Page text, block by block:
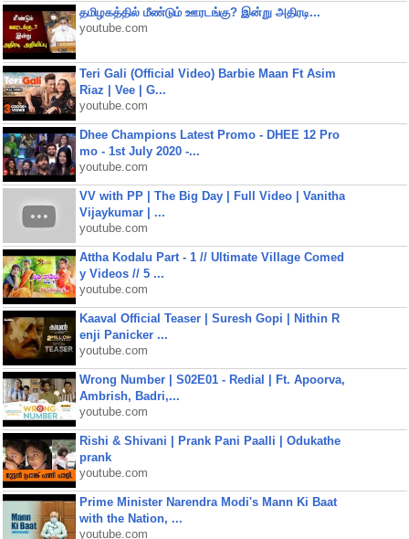
தமிழகத்தில் மீண்டும் ஊரடங்கு? இன்று அதிரடி...
youtube.com
Teri Gali (Official Video) Barbie Maan Ft Asim
Riaz | Vee | G...
youtube.com
Dhee Champions Latest Promo - DHEE 12 Pro
mo - 1st July 2020 -...
youtube.com
VV with PP | The Big Day | Full Video | Vanitha
Vijaykumar | ...
youtube.com
Attha Kodalu Part - 1 // Ultimate Village Comed
y Videos // 5 ...
youtube.com
Kaaval Official Teaser | Suresh Gopi | Nithin R
enji Panicker ...
youtube.com
Wrong Number | S02E01 - Redial | Ft. Apoorva,
Ambrish, Badri,...
youtube.com
Rishi & Shivani | Prank Pani Paalli | Odukathe
prank
youtube.com
Prime Minister Narendra Modi's Mann Ki Baat
with the Nation, ...
youtube.com